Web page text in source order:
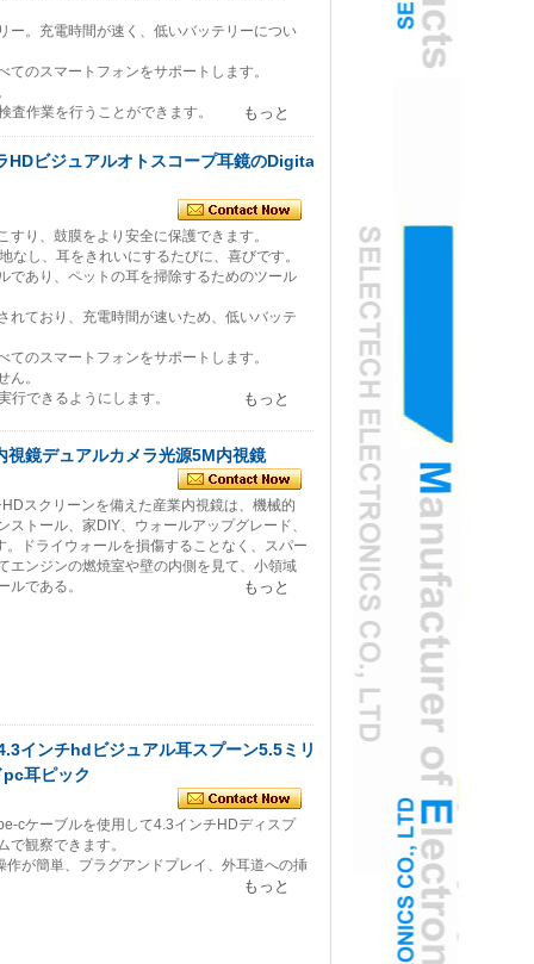
ー。充電時間が速く、低いバッテリーについ
のスマートフォンをサポートします。
作業を行うことができます。
もっと
HDビジュアルオトスコープ耳鏡のDigital
り、鼓膜をより安全に保護できます。
なし、耳をきれいにするたびに、喜びです。
であり、ペットの耳を掃除するためのツール
れており、充電時間が速いため、低いバッテ
のスマートフォンをサポートします。
ん。
行できるようにします。
もっと
鏡デュアルカメラ光源5M内視鏡
スクリーンを備えた産業内視鏡は、機械的
トール、家DIY、ウォールアップグレード、
ドライウォールを損傷することなく、スパー
エンジンの燃焼室や壁の内側を見て、小領域
ルである。
もっと
インチhdビジュアル耳スプーン5.5ミリ
耳ピック
cケーブルを使用して4.3インチHDディスプ
で観察できます。
が簡単、プラグアンドプレイ、外耳道への挿
もっと